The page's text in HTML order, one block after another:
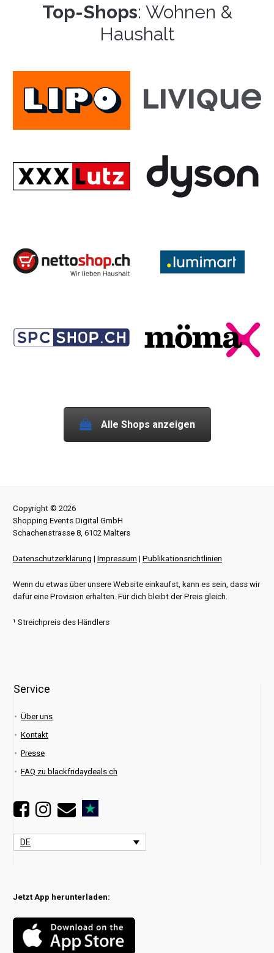
Top-Shops: Wohnen &
Haushalt
Alle Shops anzeigen
Copyright © 2026
Shopping Events Digital GmbH
Schachenstrasse 8, 6102 Malters
Datenschutzerklärung | Impressum | Publikationsrichtlinien
Wenn du etwas über unsere Website einkaufst, kann es sein, dass wir
dafür eine Provision erhalten. Für dich bleibt der Preis gleich.
¹ Streichpreis des Händlers
Service
Über uns
Kontakt
Presse
FAQ zu blackfridaydeals.ch
DE
Jetzt App herunterladen: